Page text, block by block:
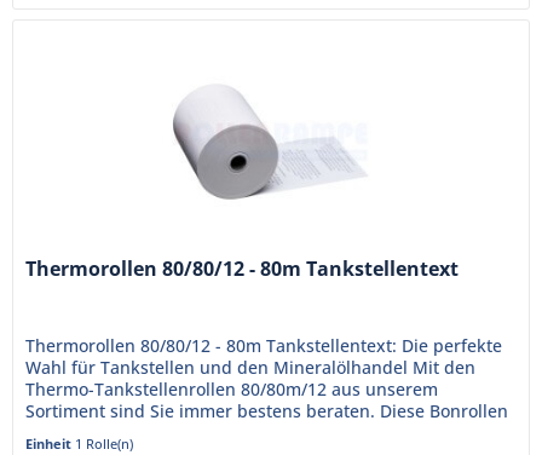
Thermorollen 80/80/12 - 80m Tankstellentext
Thermorollen 80/80/12 - 80m Tankstellentext: Die perfekte
Wahl für Tankstellen und den Mineralölhandel Mit den
Thermo-Tankstellenrollen 80/80m/12 aus unserem
Sortiment sind Sie immer bestens beraten. Diese Bonrollen
sind bereits mit...
Einheit 1 Rolle(n)